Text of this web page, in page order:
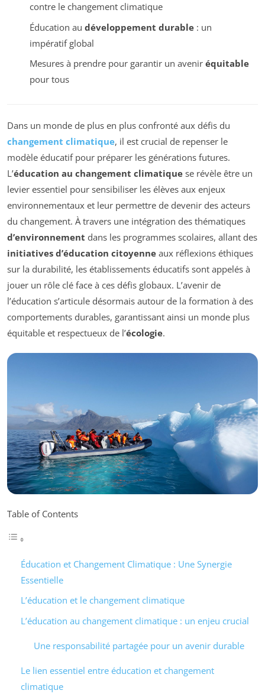
contre le changement climatique
Éducation au développement durable: un
impératif global
Mesures à prendre pour garantir un avenir équitable
pour tous
Dans un monde de plus en plus confronté aux défis du
changement climatique, il est crucial de repenser le
modèle éducatif pour préparer les générations futures.
L’éducation au changement climatique se révèle être un
levier essentiel pour sensibiliser les élèves aux enjeux
environnementaux et leur permettre de devenir des acteurs
du changement. À travers une intégration des thématiques
d’environnement dans les programmes scolaires, allant des
initiatives d’éducation citoyenne aux réflexions éthiques
sur la durabilité, les établissements éducatifs sont appelés à
jouer un rôle clé face à ces défis globaux. L’avenir de
l’éducation s’articule désormais autour de la formation à des
comportements durables, garantissant ainsi un monde plus
équitable et respectueux de l’écologie.
Table of Contents
Éducation et Changement Climatique : Une Synergie
Essentielle
L’éducation et le changement climatique
L’éducation au changement climatique : un enjeu crucial
Une responsabilité partagée pour un avenir durable
Le lien essentiel entre éducation et changement
climatique